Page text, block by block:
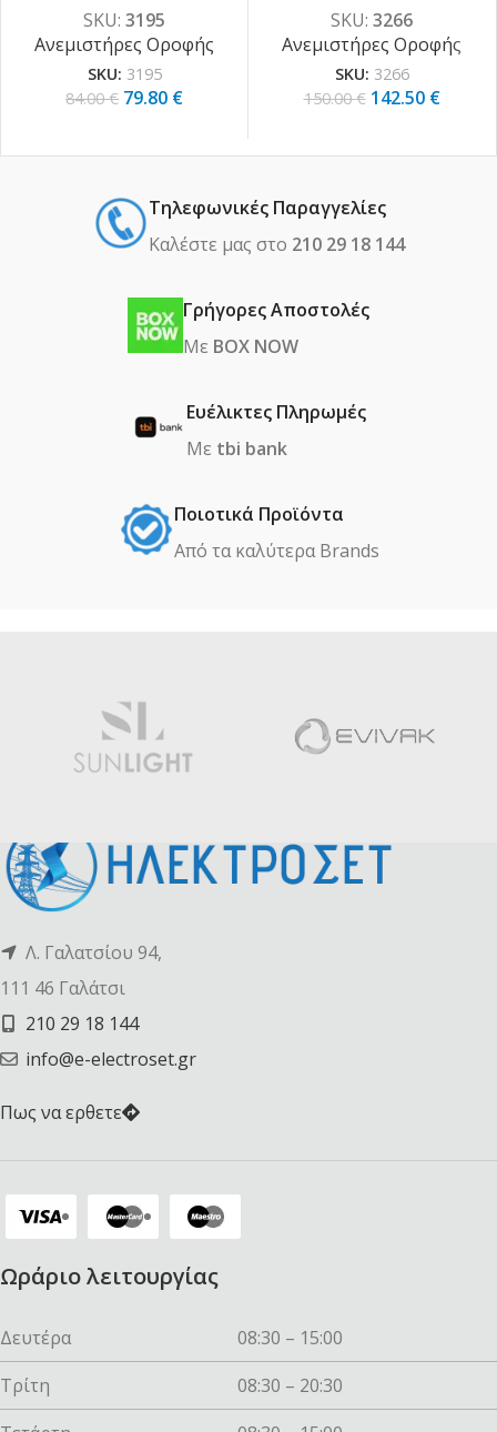
SKU: 3195
Ανεμιστήρες Οροφής
SKU: 3195
84.00€ 79.80 €
SKU: 3266
Ανεμιστήρες Οροφής
SKU: 3266
150.00€ 142.50 €
Τηλεφωνικές Παραγγελίες
Καλέστε μας στο 210 29 18 144
Γρήγορες Αποστολές
Με BOX NOW
Ευέλικτες Πληρωμές
Με tbi bank
Ποιοτικά Προϊόντα
Από τα καλύτερα Βrands
Λ. Γαλατσίου 94,
111 46 Γαλάτσι
210 29 18 144
info@e-electroset.gr
Πως να ερθετε
Ωράριο λειτουργίας
Δευτέρα
08:30 – 15:00
Τρίτη
08:30 – 20:30